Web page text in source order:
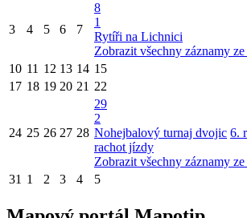
3 4 5 6 7
8
1
Rytíři na Lichnici
Zobrazit všechny záznamy ze
10 11 12 13 14 15
17 18 19 20 21 22
24 25 26 27 28
29
2
Nohejbalový turnaj dvojic 6.
rachot jízdy
Zobrazit všechny záznamy ze
31 1 2 3 4 5